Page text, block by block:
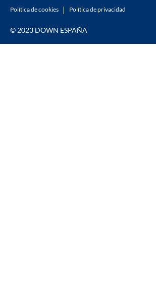
Política de cookies Política de privacidad
© 2023 DOWN ESPAÑA